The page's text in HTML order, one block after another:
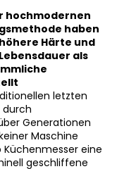
Innovator in der
kombiniert XinZuo
hochmodernen
haben
Härte und
als
letzten
durch
Generationen